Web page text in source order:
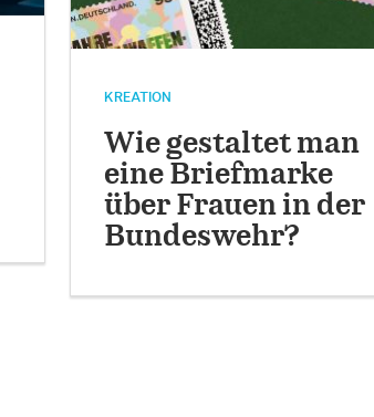
KREATION
Wie gestaltet man
eine Briefmarke
über Frauen in der
Bundeswehr?